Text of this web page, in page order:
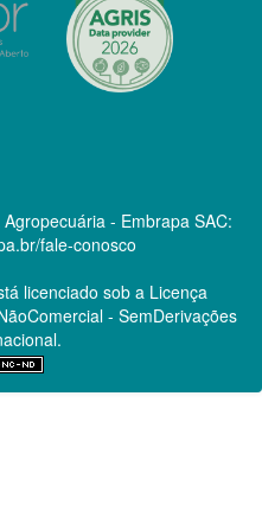
- Embrapa SAC:
fale-conosco
licenciado sob a Licença
- SemDerivações